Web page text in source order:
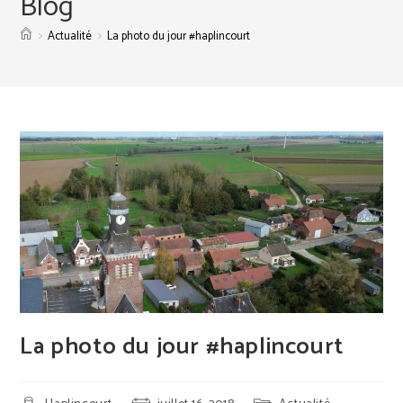
> Actualité > La photo du jour #haplincourt
La photo du jour #haplincourt